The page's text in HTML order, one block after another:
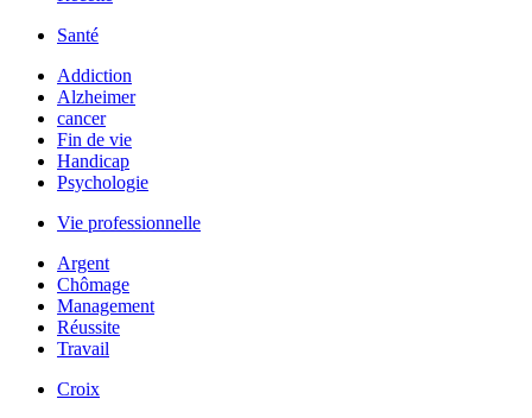
Santé
Addiction
Alzheimer
cancer
Fin de vie
Handicap
Psychologie
Vie professionnelle
Argent
Chômage
Management
Réussite
Travail
Croix